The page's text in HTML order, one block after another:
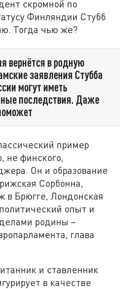
скромной по
Финляндии Стубб
Тогда чью же?
вернётся в родную
заявления Стубба
могут иметь
последствия. Даже
пример
не финского,
Он и образование
Сорбонна,
в Брюгге, Лондонская
опыт и
родины –
глава
и ставленник
в качестве